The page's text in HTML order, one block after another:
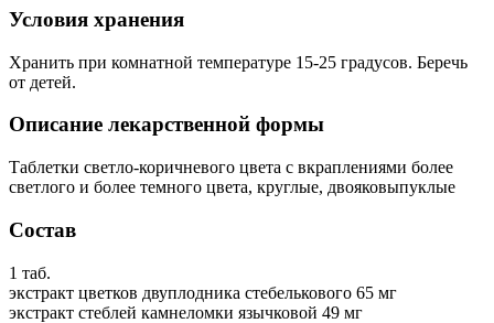
Условия хранения
Хранить при комнатной температуре 15-25 градусов. Беречь
от детей.
Описание лекарственной формы
Таблетки светло-коричневого цвета с вкраплениями более
светлого и более темного цвета, круглые, двояковыпуклые
Состав
1 таб.
экстракт цветков двуплодника стебелькового 65 мг
экстракт стеблей камнеломки язычковой 49 мг